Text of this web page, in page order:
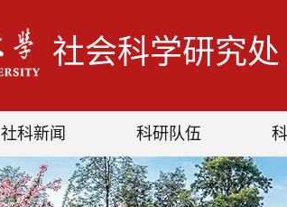
社会科学研究处
社科新闻 科研队伍